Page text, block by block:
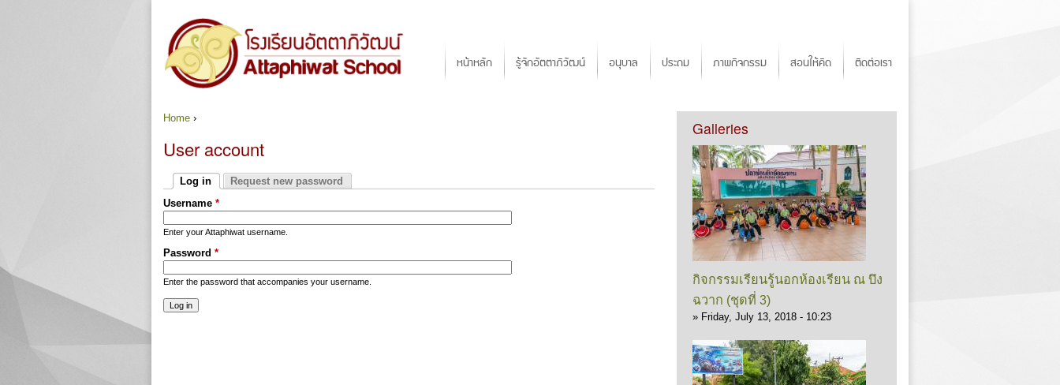
หน้าหลัก รู้จักอัตตาภิวัฒน์ อนุบาล ประถม ภาพกิจกรรม สอนให้คิด ติดต่อเรา
You are here
Home ›
User account
Primary tabs
Log in
Request new password
Username *
Enter your Attaphiwat username.
Password *
Enter the password that accompanies your username.
Galleries
กิจกรรมเรียนรู้นอกห้องเรียน ณ บึง
ฉวาก (ชุดที่ 3)
» Friday, July 13, 2018 - 10:23